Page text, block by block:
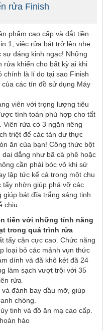
rửa Finish
phẩm cao cấp và đắt tiền
1, việc rửa bát trở lên nhẹ
đáng kinh ngạc! Những
rửa khiến cho bất kỳ ai khi
chính là lí do tại sao Finish
các tín đồ sử dụng Máy
viên với trọng lượng tiêu
tính toán phù hợp cho tất
rửa có 3 ngăn riêng
triệt để các tàn dư thực
ăn của bạn! Công thức bột
dẳng như bã cà phê hoặc
cần phải bóc vỏ khi sử
lập tức kể cả trong một chu
tẩy nhờn giúp phá vỡ các
giúp bát đĩa trắng sáng tinh
chịu.
tiến với những tính năng
trong quá trình rửa
tẩy cặn cực cao. Chức năng
loại bỏ các mảnh vụn thức
dính và đã khô két đã 24
làm sạch vượt trội với 35
rửa
đánh bay dầu mỡ, giúp
chóng.
tinh và đồ ăn mạ cao cấp.
hảo